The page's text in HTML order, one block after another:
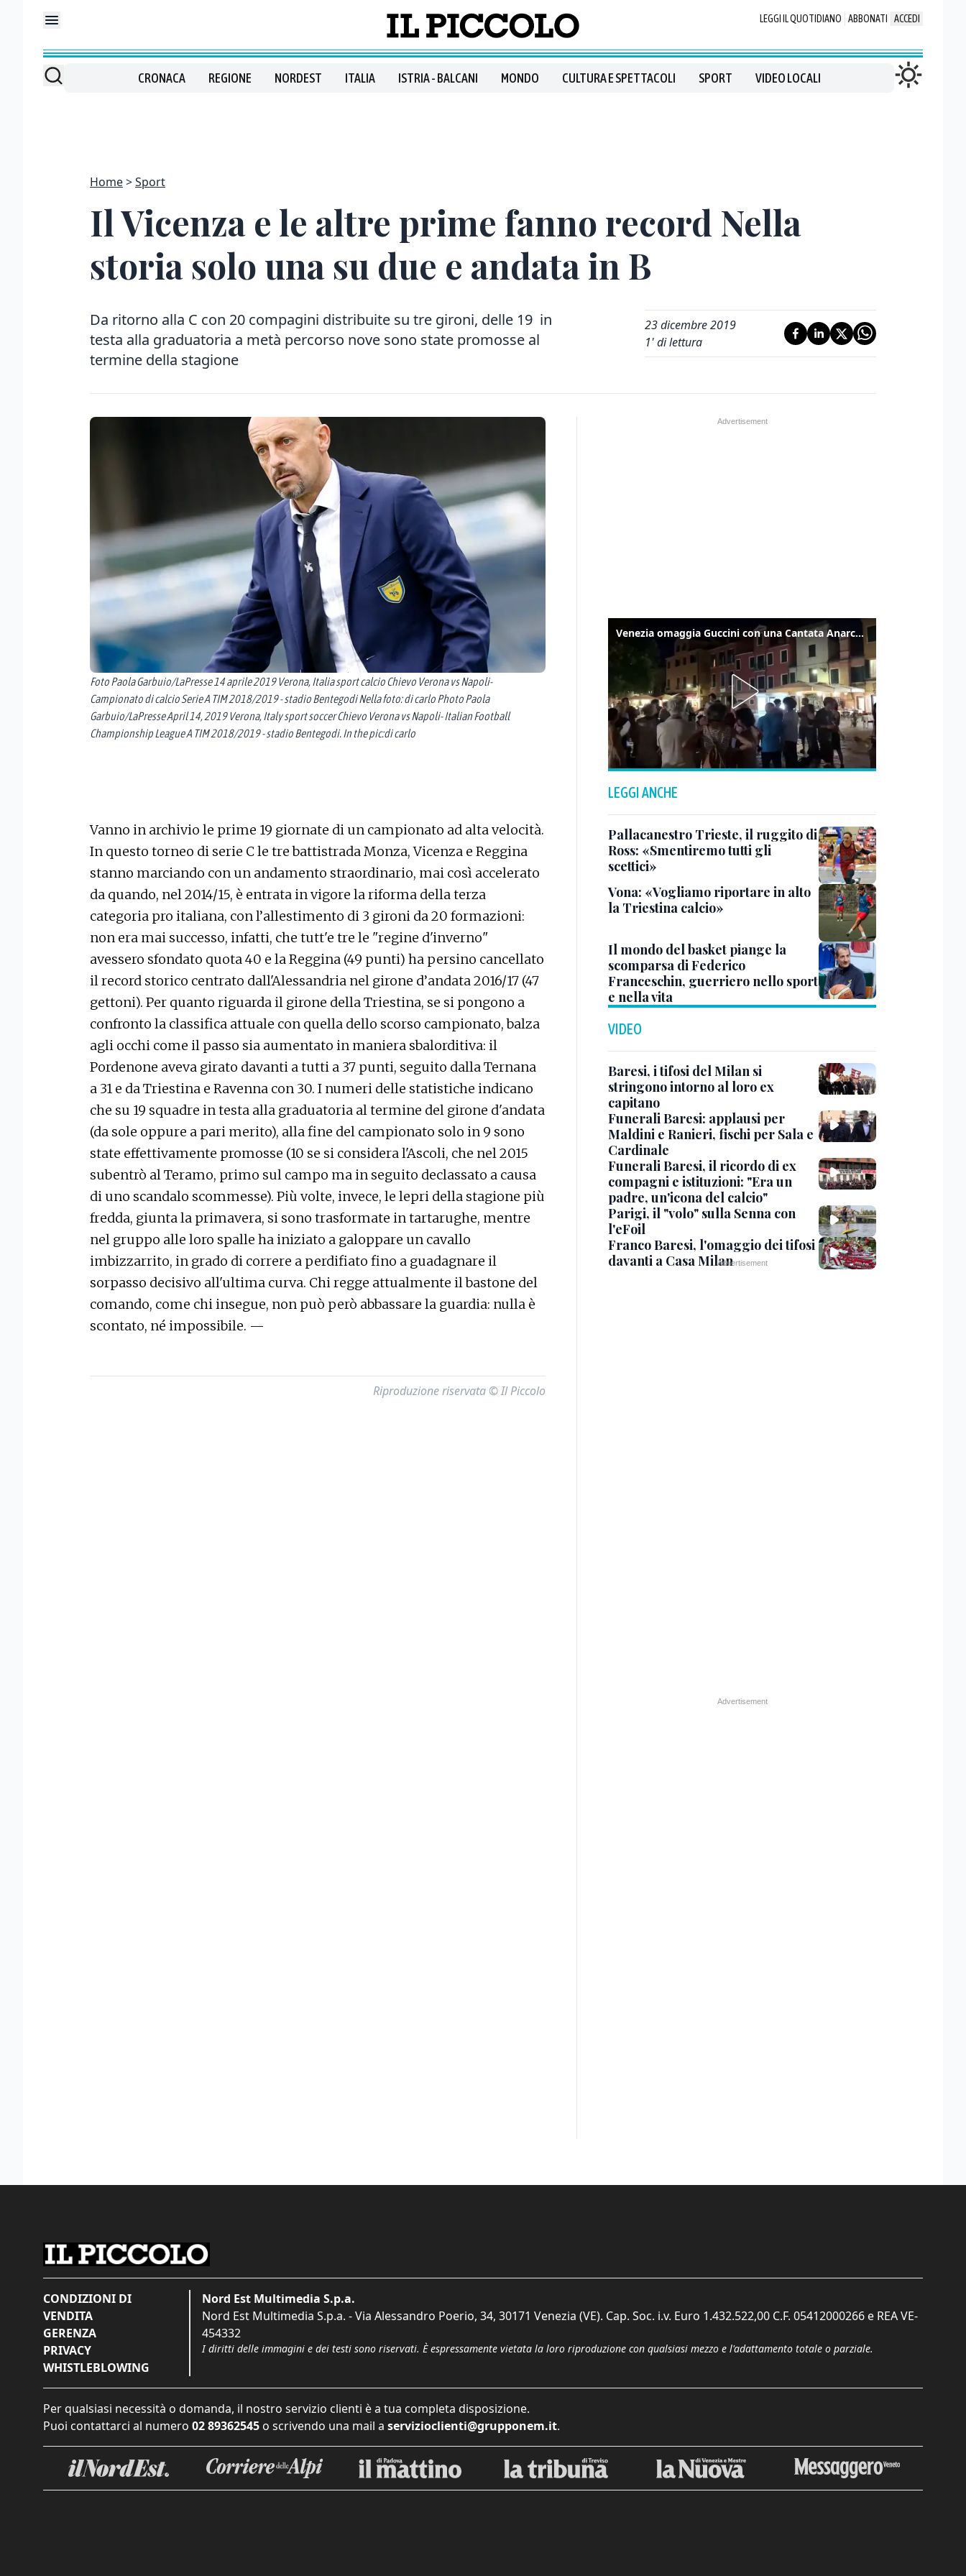
LEGGI IL QUOTIDIANO ABBONATI ACCEDI
CRONACA REGIONE NORDEST ITALIA ISTRIA - BALCANI MONDO CULTURA E SPETTACOLI SPORT VIDEO LOCALI
Home Sport
Il Vicenza e le altre prime fanno record Nella
storia solo una su due e andata in B
Da ritorno alla C con 20 compagini distribuite su tre gironi, delle 19 in
testa alla graduatoria a metà percorso nove sono state promosse al
termine della stagione
23 dicembre 2019
1' di lettura
Foto Paola Garbuio/LaPresse 14 aprile 2019 Verona, Italia sport calcio Chievo Verona vs Napoli-
Campionato di calcio Serie A TIM 2018/2019 - stadio Bentegodi Nella foto: di carlo Photo Paola
Garbuio/LaPresse April 14, 2019 Verona, Italy sport soccer Chievo Verona vs Napoli- Italian Football
Championship League A TIM 2018/2019 - stadio Bentegodi. In the pic:di carlo
Vanno in archivio le prime 19 giornate di un campionato ad alta velocità.
In questo torneo di serie C le tre battistrada Monza, Vicenza e Reggina
stanno marciando con un andamento straordinario, mai così accelerato
da quando, nel 2014/15, è entrata in vigore la riforma della terza
categoria pro italiana, con l’allestimento di 3 gironi da 20 formazioni:
non era mai successo, infatti, che tutt'e tre le "regine d'inverno"
avessero sfondato quota 40 e la Reggina (49 punti) ha persino cancellato
il record storico centrato dall'Alessandria nel girone d’andata 2016/17 (47
gettoni). Per quanto riguarda il girone della Triestina, se si pongono a
confronto la classifica attuale con quella dello scorso campionato, balza
agli occhi come il passo sia aumentato in maniera sbalorditiva: il
Pordenone aveva girato davanti a tutti a 37 punti, seguito dalla Ternana
a 31 e da Triestina e Ravenna con 30. I numeri delle statistiche indicano
che su 19 squadre in testa alla graduatoria al termine del girone d'andata
(da sole oppure a pari merito), alla fine del campionato solo in 9 sono
state effettivamente promosse (10 se si considera l'Ascoli, che nel 2015
subentrò al Teramo, primo sul campo ma in seguito declassato a causa
di uno scandalo scommesse). Più volte, invece, le lepri della stagione più
fredda, giunta la primavera, si sono trasformate in tartarughe, mentre
nel gruppo alle loro spalle ha iniziato a galoppare un cavallo
imbizzarrito, in grado di correre a perdifiato fino a guadagnare il
sorpasso decisivo all'ultima curva. Chi regge attualmente il bastone del
comando, come chi insegue, non può però abbassare la guardia: nulla è
scontato, né impossibile. —
Riproduzione riservata © Il Piccolo
Venezia omaggia Guccini con una Cantata Anarchica in campo Santa Margherita
LEGGI ANCHE
Pallacanestro Trieste, il ruggito di
Ross: «Smentiremo tutti gli
scettici»
Vona: «Vogliamo riportare in alto
la Triestina calcio»
Il mondo del basket piange la
scomparsa di Federico
Franceschin, guerriero nello sport
e nella vita
VIDEO
Baresi, i tifosi del Milan si
stringono intorno al loro ex
capitano
Funerali Baresi: applausi per
Maldini e Ranieri, fischi per Sala e
Cardinale
Funerali Baresi, il ricordo di ex
compagni e istituzioni: "Era un
padre, un'icona del calcio"
Parigi, il "volo" sulla Senna con
l'eFoil
Franco Baresi, l'omaggio dei tifosi
davanti a Casa Milan
CONDIZIONI DI
VENDITA
GERENZA
PRIVACY
WHISTLEBLOWING
Nord Est Multimedia S.p.a.
Nord Est Multimedia S.p.a. - Via Alessandro Poerio, 34, 30171 Venezia (VE). Cap. Soc. i.v. Euro 1.432.522,00 C.F. 05412000266 e REA VE-
454332
I diritti delle immagini e dei testi sono riservati. È espressamente vietata la loro riproduzione con qualsiasi mezzo e l'adattamento totale o parziale.
Per qualsiasi necessità o domanda, il nostro servizio clienti è a tua completa disposizione.
Puoi contattarci al numero 02 89362545 o scrivendo una mail a servizioclienti@grupponem.it.